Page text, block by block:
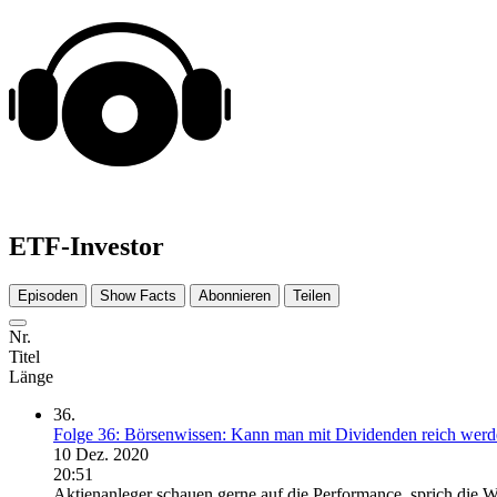
ETF-Investor
Episoden Show Facts Abonnieren Teilen
Nr.
Titel
Länge
36.
Folge 36: Börsenwissen: Kann man mit Dividenden reich
10 Dez. 2020
20:51